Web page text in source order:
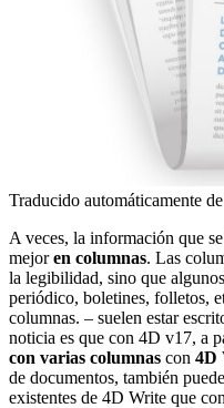
Traducido automáticamente
A veces, la información que
mejoren columnas. Las
la legibilidad, sino que
periódico, boletines, folletos,
columnas. – suelen estar
noticia es que con 4D v17, a
con varias columnas con 4D
de documentos, también
existentes de 4D Write que